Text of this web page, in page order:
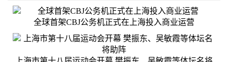
全球首架CBJ公务机正式在上海投入商业运营